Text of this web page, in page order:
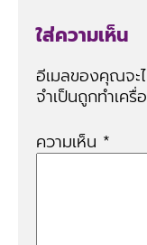
ใส่ความเห็น
อีเมลของคุณจะ
จำเป็นถูกทำเครื่
ความเห็น *